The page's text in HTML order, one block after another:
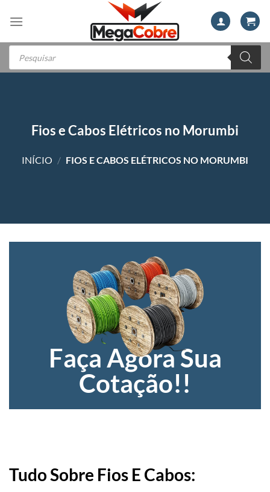
Pesquisar
produtos
Fios e Cabos Elétricos no Morumbi
INÍCIO / FIOS E CABOS ELÉTRICOS NO MORUMBI
Faça Agora Sua
Cotação!!
Tudo Sobre Fios E Cabos: